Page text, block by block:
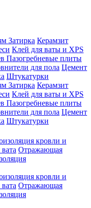
Затирка Керамзит
Клей для ваты и XPS
Пазогребневые плиты
для пола Цемент
Штукатурки
Затирка Керамзит
Клей для ваты и XPS
Пазогребневые плиты
для пола Цемент
Штукатурки
кровли и
Отражающая
кровли и
Отражающая